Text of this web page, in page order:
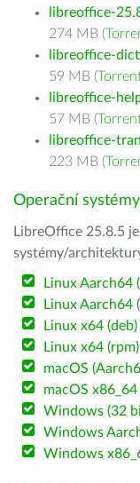
libreoffice-
274 MB (
libreoffice-
59 MB (
libreoffice-
57 MB (
libreoffice-
223 MB (
Operační systémy
LibreOffice 25.8.5
systémy/
Linux Aarch64
Linux Aarch64
Linux x64 (deb)
Linux x64 (rpm)
macOS
macOS
Windows (32
Windows
Windows